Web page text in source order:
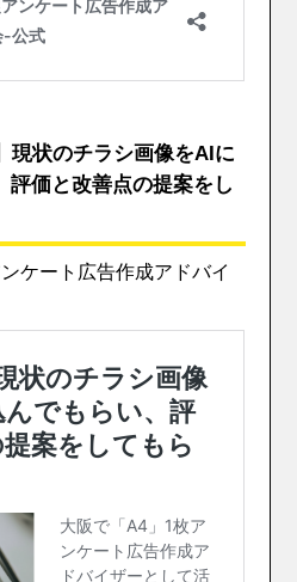
状のチラシ画像をAIに
評価と改善点の提案をし
ケート広告作成アドバイ